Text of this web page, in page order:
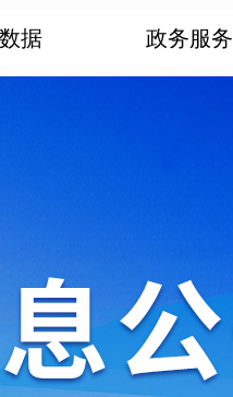
据 政务服务